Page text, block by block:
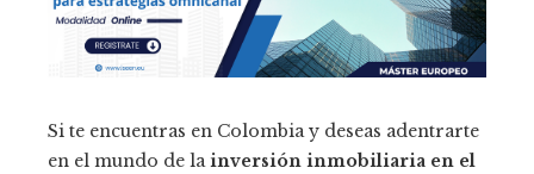
Si te encuentras en Colombia y deseas adentrarte
en el mundo de lainversión inmobiliaria en el